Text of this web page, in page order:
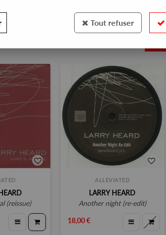
(reissue)
ALLEVIATED
LARRY HEARD
another night (re-edit)
18,00 €
Tout refuser